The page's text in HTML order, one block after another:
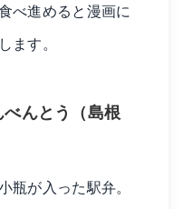
べ進めると漫画に
ます。
んとう（島根
瓶が入った駅弁。